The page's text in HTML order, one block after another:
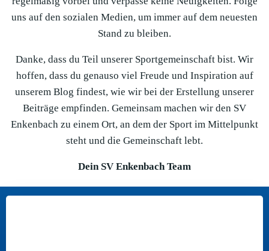
uns auf den sozialen Medien, um immer auf dem neuesten
Stand zu bleiben.
Danke, dass du Teil unserer Sportgemeinschaft bist. Wir
hoffen, dass du genauso viel Freude und Inspiration auf
unserem Blog findest, wie wir bei der Erstellung unserer
Beiträge empfinden. Gemeinsam machen wir den SV
Enkenbach zu einem Ort, an dem der Sport im Mittelpunkt
steht und die Gemeinschaft lebt.
Dein SV Enkenbach Team